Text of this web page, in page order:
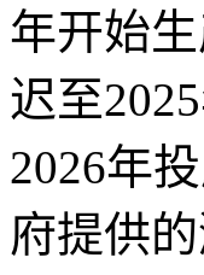
年开始
迟至
2026年
府提供